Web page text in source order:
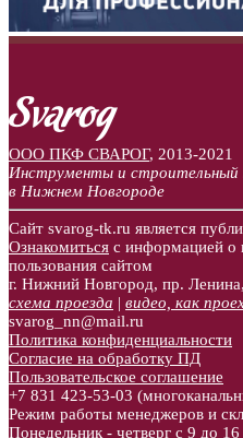
ООО ПКФ СВАРОГ, 2013-2021
Инструменты и
в Нижнем Новгороде
Сайт svarog-tk.ru является
Ознакомиться с информацией о
пользования сайтом
г. Нижний Новгород, пр.
схема проезда | видео, как
svarog_nn@mail.ru
Политика конфиденциальности
Согласие на обработку ПД
Пользовательское соглашение
+7 831 423-53-03
Режим работы менеджеров и
Понедельник - четверг с 9 до 16